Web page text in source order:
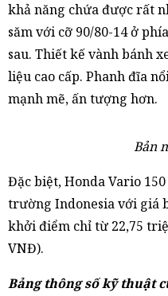
khả năng chứa được rất
săm với cỡ 90/80-14 ở
sau. Thiết kế vành bánh
liệu cao cấp. Phanh đĩa
mạnh mẽ, ấn tượng hơn.
Bản
Đặc biệt, Honda Vario
trường Indonesia với giá
khởi điểm chỉ từ 22,75
VNĐ).
Bảng thông số kỹ thuật